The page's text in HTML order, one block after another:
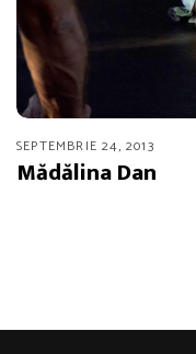
SEPTEMBRIE 24, 2013
Mădălina Dan